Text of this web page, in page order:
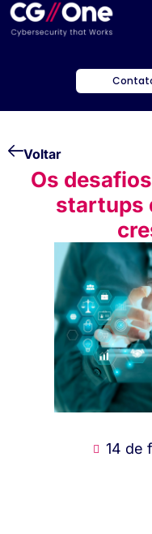
Voltar
Os
startups
14 de